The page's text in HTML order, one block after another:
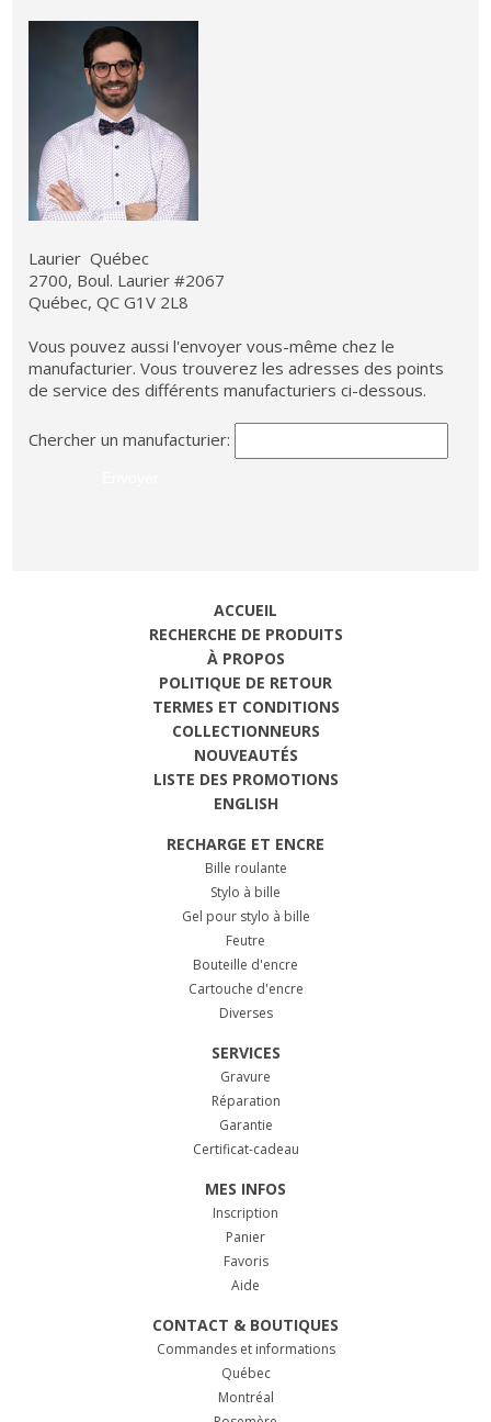
Laurier Québec
2700, Boul. Laurier #2067
Québec, QC G1V 2L8
Vous pouvez aussi l'envoyer vous-même chez le
manufacturier. Vous trouverez les adresses des points
de service des différents manufacturiers ci-dessous.
Chercher un manufacturier:
ACCUEIL
RECHERCHE DE PRODUITS
À PROPOS
POLITIQUE DE RETOUR
TERMES ET CONDITIONS
COLLECTIONNEURS
NOUVEAUTÉS
LISTE DES PROMOTIONS
ENGLISH
RECHARGE ET ENCRE
Bille roulante
Stylo à bille
Gel pour stylo à bille
Feutre
Bouteille d'encre
Cartouche d'encre
Diverses
SERVICES
Gravure
Réparation
Garantie
Certificat-cadeau
MES INFOS
Inscription
Panier
Favoris
Aide
CONTACT & BOUTIQUES
Commandes et informations
Québec
Montréal